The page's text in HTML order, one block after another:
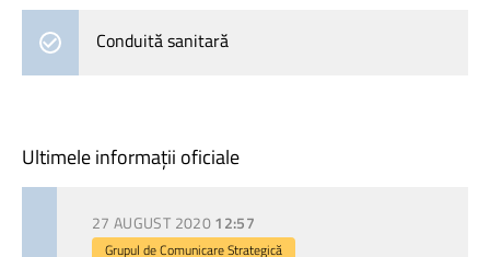
Conduită sanitară
Ultimele informații oficiale
27 AUGUST 202012:57
Grupul de Comunicare Strategică